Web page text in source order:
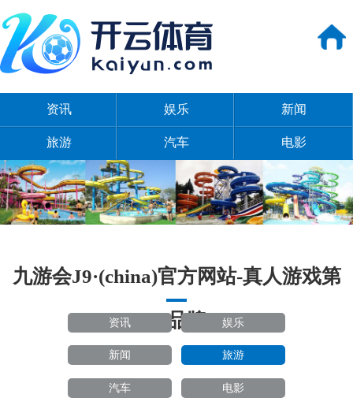
资讯 娱乐 新闻
旅游 汽车 电影
九游会J9·(china)官方网站-真人游戏第
一品牌
资讯 娱乐
新闻 旅游
汽车 电影